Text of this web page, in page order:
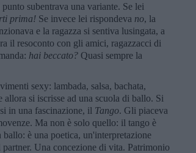
punto subentrava una variante. Se lei
prima! Se invece lei rispondeva no, la
e la ragazza si sentiva lusingata, a
il resoconto con gli amici, ragazzacci di
hai beccato? Quasi sempre la
sexy: lambada, salsa, bachata,
si iscrisse ad una scuola di ballo. Si
in una fascinazione, il Tango. Gli piaceva
Ma non è solo quello: il tango è
ballo: è una poetica, un'interpretazione
Una concezione di vita. Patrimonio